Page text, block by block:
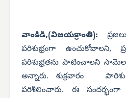
వాంకిడి,(విజయక్రాంతి):
పరిశుభ్రంగా ఉంచుకోవాలని,
పరిశుభ్రతను పాటించాలని
అన్నారు. శుక్రవారం
పరిశీలించారు. ఈ